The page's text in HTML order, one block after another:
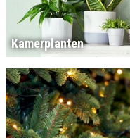
Kamerplanten